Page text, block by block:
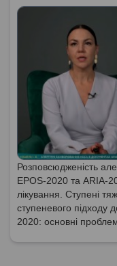
Розповсюдженість
EPOS-2020 та ARIA-
лікування. Ступені
ступеневого підходу
2020: основні